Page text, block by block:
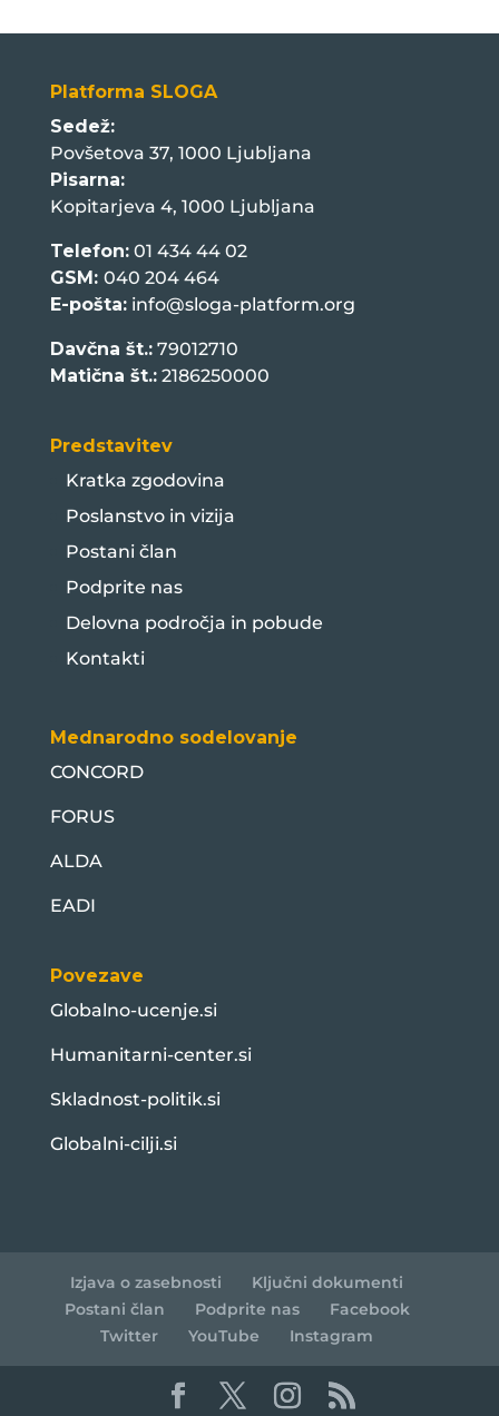
Platforma SLOGA
Sedež:
Povšetova 37, 1000 Ljubljana
Pisarna:
Kopitarjeva 4, 1000 Ljubljana
Telefon:01 434 44 02
GSM: 040 204 464
E-pošta: info@sloga-platform.org
Davčna št.:79012710
Matična št.:2186250000
Predstavitev
Kratka zgodovina
Poslanstvo in vizija
Postani član
Podprite nas
Delovna področja in pobude
Kontakti
Mednarodno sodelovanje
CONCORD
FORUS
ALDA
EADI
Povezave
Globalno-ucenje.si
Humanitarni-center.si
Skladnost-politik.si
Globalni-cilji.si
Izjava o zasebnosti
Ključni dokumenti
Postani član
Podprite nas
Facebook
Twitter
YouTube Instagram